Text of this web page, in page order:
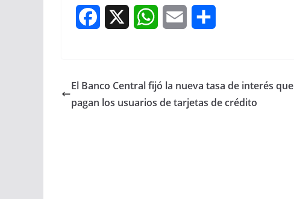
e
W
t
i
r
El Banco Central fijó la nueva tasa de interés que
pagan los usuarios de tarjetas de crédito